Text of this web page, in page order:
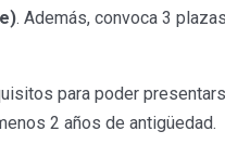
. Además, convoca 3
para poder
2 años de antigüedad.